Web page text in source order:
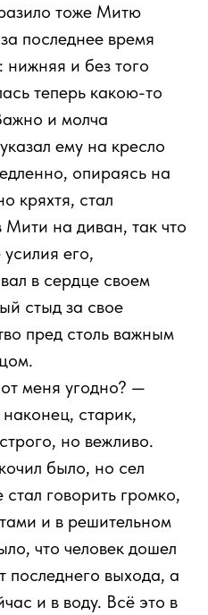
тоже Митю
последнее время
нижняя и без того
теперь какою-то
и молча
ему на кресло
опираясь на
кряхтя, стал
Мити на диван, так что
его,
в сердце своем
стыд за свое
пред столь важным
меня угодно? —
старик,
но вежливо.
было, но сел
говорить громко,
и в решительном
что человек дошел
последнего выхода, а
и в воду. Всё это в